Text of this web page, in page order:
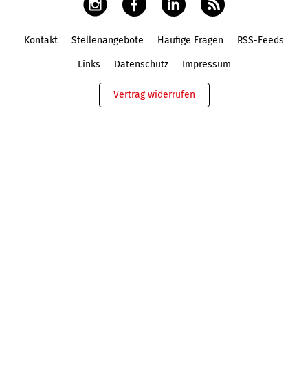
Kontakt Stellenangebote Häufige Fragen RSS-Feeds
Links Datenschutz Impressum
Vertrag widerrufen